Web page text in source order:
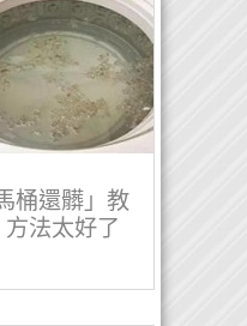
桶還髒」教
法太好了